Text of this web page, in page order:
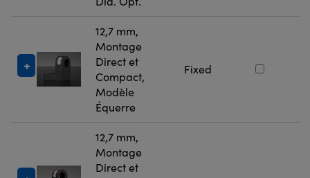
12,7 mm,
Montage
Direct et
Compact,
Modèle
Équerre
Fixed
12,7 mm,
Montage
Direct et